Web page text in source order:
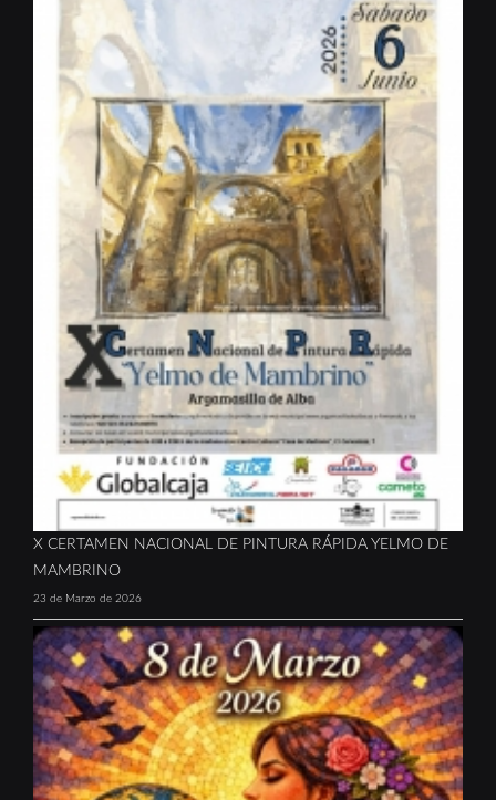
X CERTAMEN NACIONAL DE PINTURA RÁPIDA YELMO DE
MAMBRINO
23 de Marzo de 2026